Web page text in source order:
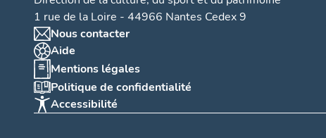
1 rue de la Loire - 44966 Nantes Cedex 9
Nous contacter
Aide
Mentions légales
Politique de confidentialité
Accessibilité